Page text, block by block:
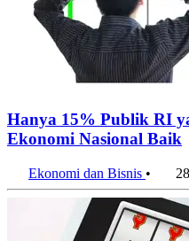
10 Agustus 2026
Penulis:Silmi Hakiki •Editor:
#sektor informasi
#informasi
tenaga kerja #perusahaan